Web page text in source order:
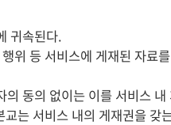
귀속된다.
등 서비스에 게재된 자료를
동의 없이는 이를 서비스 내
는 서비스 내의 게재권을 갖